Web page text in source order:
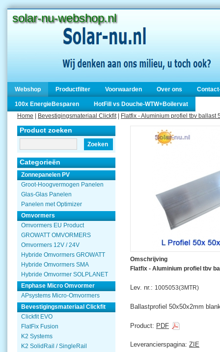
solar-nu-webshop.nl
Webshop Productfilter Voorwaarden Over ons
100x EnergieBesparen
HotFill vs Douche-WTW+Boilervat
Home
Bevestigingsmateriaal Clickfit| Flatfix - Aluminium profiel tbv
Product zoeken
Zoeken
Categorieën
Zonnepanelen PV
Groot-Hoogvermogen Panelen
Glas-Glas Panelen
Panelen met Optimizer
Omvormers
Omvormers EU Product
GROWATT OMVORMERS
Omvormers 12V / 24V
Hybride Omvormers GROWATT
Hybride Omvormers SMA
Hybride Omvormer SOLPLANET
Enphase Micro Omvormer
APsystems Micro-Omvormers
Bevestigingsmateriaal Clickfit
Clickfit EVO
FlatFix Fusion
K2 Systems
K2 SolidRail / SingleRail
Omschrijving
Flatfix - Aluminium profiel tbv
Lev. nr.: 1005053(3MTR)
Ballastprofiel 50x50x2mm
Product: PDF
Leverancierspagina: ZIE